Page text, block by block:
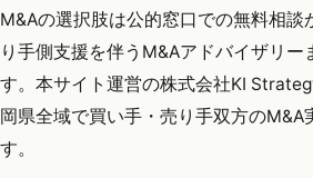
M&Aの選択肢は公的窓口での無料相談
り手側支援を伴うM&Aアドバイザリー
す。本サイト運営の株式会社KI
岡県全域で買い手・売り手双方のM&A
す。